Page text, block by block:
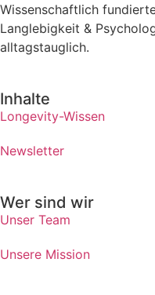
Wissenschaftlich
Langlebigkeit &
alltagstauglich.
Inhalte
Longevity-Wissen
Newsletter
Wer sind wir
Unser Team
Unsere Mission